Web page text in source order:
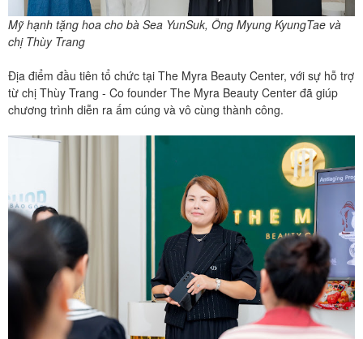
Mỹ hạnh tặng hoa cho bà Sea YunSuk, Ông Myung KyungTae và
chị Thùy Trang
Địa điểm đầu tiên tổ chức tại The Myra Beauty Center, với sự hỗ trợ
từ chị Thùy Trang - Co founder The Myra Beauty Center đã giúp
chương trình diễn ra ấm cúng và vô cùng thành công.